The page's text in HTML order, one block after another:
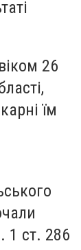
26
їм
1 ст. 286